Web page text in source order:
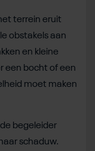
terrein eruit
obstakels aan
en kleine
een bocht of een
moet maken
de begeleider
schaduw.